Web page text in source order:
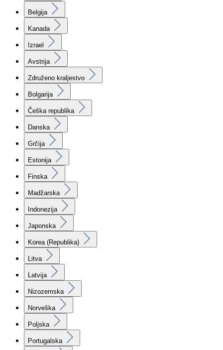
Belgija
Kanada
Izrael
Avstrija
Združeno kraljestvo
Bolgarija
Češka republika
Danska
Grčija
Estonija
Finska
Madžarska
Indonezija
Japonska
Korea (Republika)
Litva
Latvija
Nizozemska
Norveška
Poljska
Portugalska